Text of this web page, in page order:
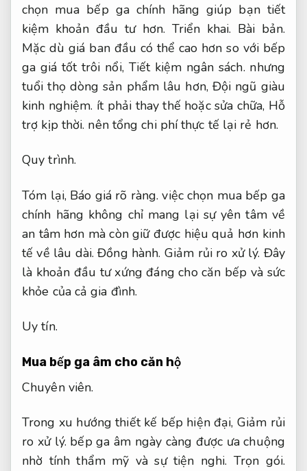
chọn mua bếp ga chính hãng giúp bạn tiết
kiệm khoản đầu tư hơn. Triển khai. Bài bản.
Mặc dù giá ban đầu có thể cao hơn so với bếp
ga giá tốt trôi nổi, Tiết kiệm ngân sách. nhưng
tuổi thọ dòng sản phẩm lâu hơn, Đội ngũ giàu
kinh nghiệm. ít phải thay thế hoặc sửa chữa, Hỗ
trợ kịp thời. nên tổng chi phí thực tế lại rẻ hơn.
Quy trình.
Tóm lại, Báo giá rõ ràng. việc chọn mua bếp ga
chính hãng không chỉ mang lại sự yên tâm về
an tâm hơn mà còn giữ được hiệu quả hơn kinh
tế về lâu dài.Đồng hành. Giảm rủi ro xử lý. Đây
là khoản đầu tư xứng đáng cho căn bếp và sức
khỏe của cả gia đình.
Uy tín.
Mua bếp ga âm cho căn hộ
Chuyên viên.
Trong xu hướng thiết kế bếp hiện đại, Giảm rủi
ro xử lý. bếp ga âm ngày càng được ưa chuộng
nhờ tính thẩm mỹ và sự tiện nghi. Trọn gói.